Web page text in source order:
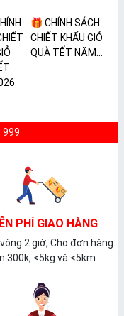
🎁 CHÍNH SÁCH
CHIẾT KHẤU GIỎ
QUÀ TẾT NĂM
999
PHÍ GIAO HÀNG
2 giờ, Cho đơn hàng
300k, <5kg và <5km.